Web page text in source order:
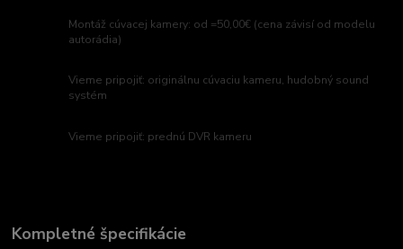
Montáž cúvacej kamery: od =50,00€ (cena závisí od modelu
autorádia)
Vieme pripojiť: originálnu cúvaciu kameru, hudobný sound
systém
Vieme pripojiť: prednú DVR kameru
Kompletné špecifikácie